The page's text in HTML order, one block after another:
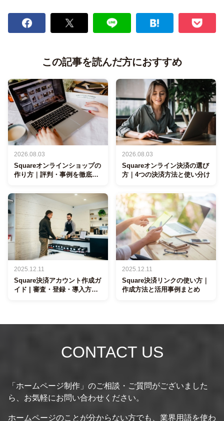
この記事を読んだ方におすすめ
2026.08.03
Squareオンラインショップの
作り方｜評判・事例を徹底解
2026.08.03
Squareオンライン決済の選び
方｜4つの決済方法と使い分け
2025.12.11
Square決済アカウント作成ガ
イド | 審査・登録・導入方法
2025.12.11
Square決済リンクの使い方｜
作成方法と活用事例まとめ
CONTACT US
「ホームページ制作」のご相談・ご質問がございました
ら、お気軽にお問い合わせください。
ホームページのことが分からない方でも、業界用語を使わ